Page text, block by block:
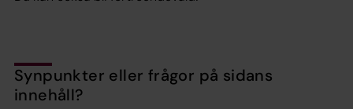
Synpunkter eller frågor på sidans
innehåll?